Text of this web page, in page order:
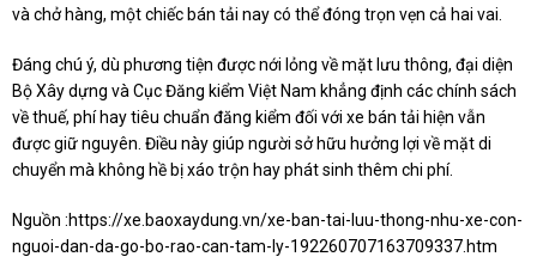
và chở hàng, một chiếc bán tải nay có thể đóng trọn vẹn cả hai vai.
Đáng chú ý, dù phương tiện được nới lỏng về mặt lưu thông, đại diện
Bộ Xây dựng và Cục Đăng kiểm Việt Nam khẳng định các chính sách
về thuế, phí hay tiêu chuẩn đăng kiểm đối với xe bán tải hiện vẫn
được giữ nguyên. Điều này giúp người sở hữu hưởng lợi về mặt di
chuyển mà không hề bị xáo trộn hay phát sinh thêm chi phí.
Nguồn :https://xe.baoxaydung.vn/xe-ban-tai-luu-thong-nhu-xe-con-
nguoi-dan-da-go-bo-rao-can-tam-ly-192260707163709337.htm